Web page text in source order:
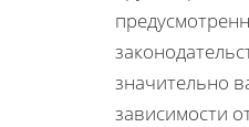
значительно
зависимости